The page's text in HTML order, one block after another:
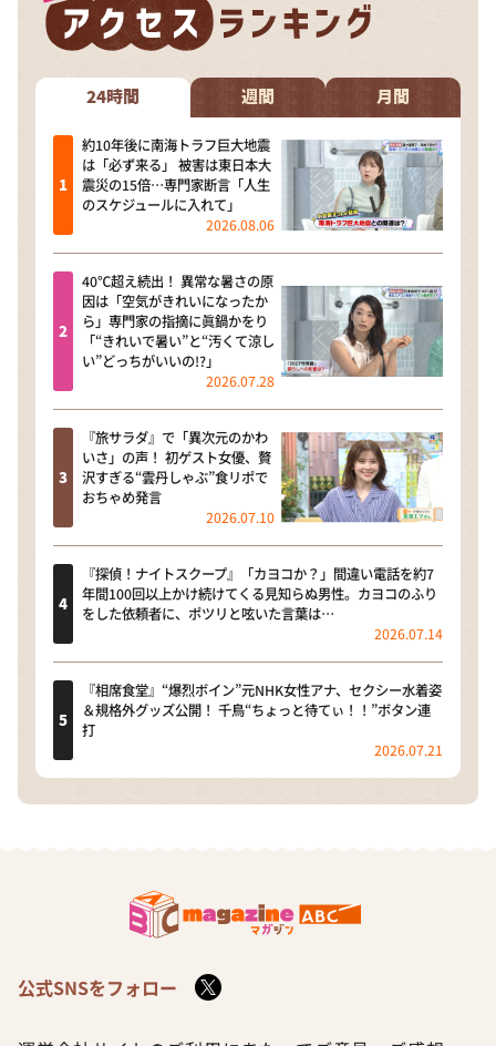
24時間 週間 月間
約10年後に南海トラフ巨大地震
は「必ず来る」 被害は東日本大
震災の15倍…専門家断言「人生
のスケジュールに入れて」
2026.08.06
40℃超え続出！ 異常な暑さの原
因は「空気がきれいになったか
ら」専門家の指摘に眞鍋かをり
「“きれいで暑い”と“汚くて涼し
い”どっちがいいの!?」
2026.07.28
『旅サラダ』で「異次元のかわ
いさ」の声！ 初ゲスト女優、贅
沢すぎる“雲丹しゃぶ”食リポで
おちゃめ発言
2026.07.10
『探偵！ナイトスクープ』「カヨコか？」間違い電話を約7
年間100回以上かけ続けてくる見知らぬ男性。カヨコのふり
をした依頼者に、ポツリと呟いた言葉は…
2026.07.14
『相席食堂』“爆烈ボイン”元NHK女性アナ、セクシー水着姿
＆規格外グッズ公開！ 千鳥“ちょっと待てぃ！！”ボタン連
打
2026.07.21
公式SNSをフォロー